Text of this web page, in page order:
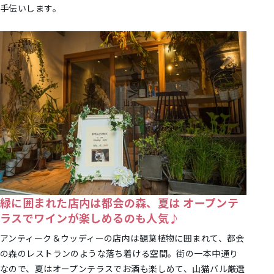
手伝いします。
緑に囲まれた店内は都会の森、夏は オープンテ
ラスでワインが楽しめるのも人気♪
アンティーク＆ウッディーの店内は観葉植物に囲まれて、都会
の森のレストランのような落ち着ける空間。街の一本中通り
なので、夏はオープンテラスでお酒も楽しめて、山猫バル厳選